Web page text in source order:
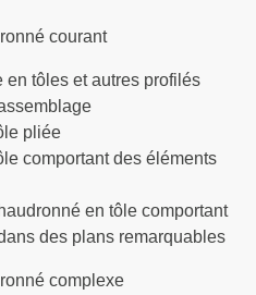
courant
en tôles et autres profilés
pliée
comportant des éléments
en tôle comportant
des plans remarquables
complexe